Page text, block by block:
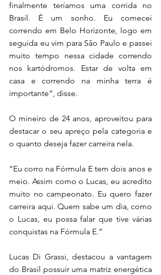
finalmente teríamos uma corrida no
Brasil. É um sonho. Eu comecei
correndo em Belo Horizonte, logo em
seguida eu vim para São Paulo e passei
muito tempo nessa cidade correndo
nos kartódromos. Estar de volta em
casa e correndo na minha terra é
importante”, disse.
O mineiro de 24 anos, aproveitou para
destacar o seu apreço pela categoria e
o quanto deseja fazer carreira nela.
“Eu corro na Fórmula E tem dois anos e
meio. Assim como o Lucas, eu acredito
muito no campeonato. Eu quero fazer
carreira aqui. Quem sabe um dia, como
o Lucas, eu possa falar que tive várias
conquistas na Fórmula E.”
Lucas Di Grassi, destacou a vantagem
do Brasil possuir uma matriz energética